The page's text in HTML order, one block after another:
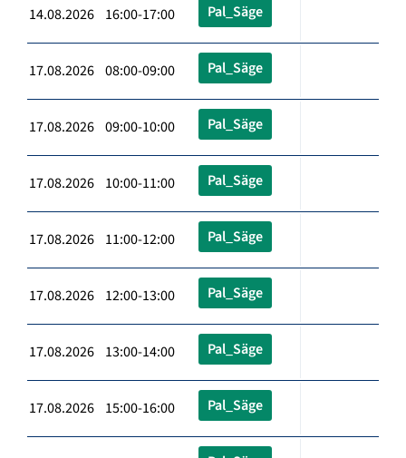
14.08.2026 16:00-17:00 Pal_Säge
17.08.2026 08:00-09:00 Pal_Säge
17.08.2026 09:00-10:00 Pal_Säge
17.08.2026 10:00-11:00 Pal_Säge
17.08.2026 11:00-12:00 Pal_Säge
17.08.2026 12:00-13:00 Pal_Säge
17.08.2026 13:00-14:00 Pal_Säge
17.08.2026 15:00-16:00 Pal_Säge